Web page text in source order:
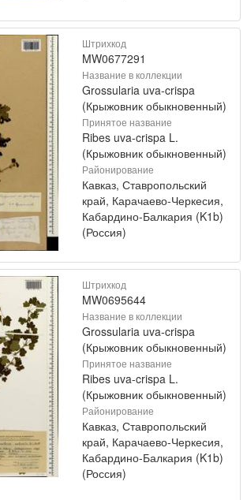
Штрихкод
MW0677291
Название в коллекции
Grossularia uva-crispa
(Крыжовник обыкновенный)
Принятое название
Ribes uva-crispa L.
(Крыжовник обыкновенный)
Районирование
Кавказ, Ставропольский
край, Карачаево-Черкесия,
Кабардино-Балкария (K1b)
(Россия)
Штрихкод
MW0695644
Название в коллекции
Grossularia uva-crispa
(Крыжовник обыкновенный)
Принятое название
Ribes uva-crispa L.
(Крыжовник обыкновенный)
Районирование
Кавказ, Ставропольский
край, Карачаево-Черкесия,
Кабардино-Балкария (K1b)
(Россия)